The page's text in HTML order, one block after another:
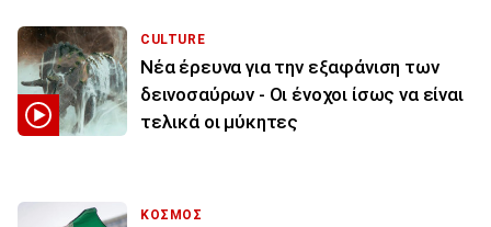
CULTURE
Νέα έρευνα για την εξαφάνιση των
δεινοσαύρων - Οι ένοχοι ίσως να είναι
τελικά οι μύκητες
ΚΟΣΜΟΣ